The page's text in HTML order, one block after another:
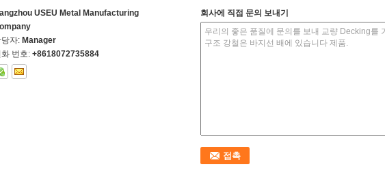
USEU Metal Manufacturing
당자: Manager
화 번호: +8618072735884
회사에 직접 문의 보내기